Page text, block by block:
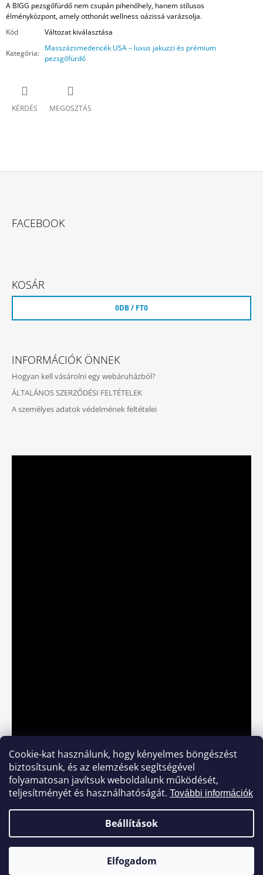
Cookie-kat használunk, hogy kényelmes böngészést
biztosítsunk, és az elemzések segítségével
folyamatosan javítsuk weboldalunk működését,
teljesítményét és használhatóságát. További információk
Beállítások
Elfogadom
A BIGG pezsgőfürdő nem csupán pihenőhely, hanem stílusos
élményközpont, amely otthonát wellness oázissá varázsolja.
Kód
Változat kiválasztása
Kategória:
Masszázsmedencék USA – luxus jakuzzi és prémium
pezsgőfürdő
KÉRDÉS MEGOSZTÁS
FACEBOOK
KOSÁR
0DB / FT0
INFORMÁCIÓK ÖNNEK
Hogyan kell vásárolni egy webáruházból?
ÁLTALÁNOS SZERZŐDÉSI FELTÉTELEK
A személyes adatok védelmének feltételei